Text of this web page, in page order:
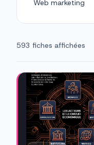
Web marketing
593 fiches affichées